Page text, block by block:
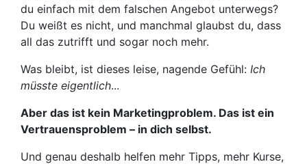
du einfach mit dem falschen Angebot unterwegs?
Du weißt es nicht, und manchmal glaubst du, dass
all das zutrifft und sogar noch mehr.
Was bleibt, ist dieses leise, nagende Gefühl: Ich
müsste eigentlich...
Aber das ist kein Marketingproblem. Das ist ein
Vertrauensproblem – in dich selbst.
Und genau deshalb helfen mehr Tipps, mehr Kurse,